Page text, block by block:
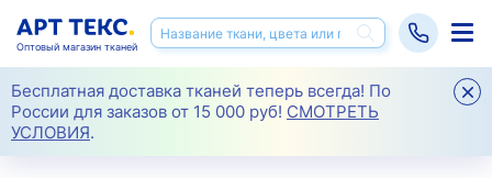
Бесплатная доставка тканей теперь всегда! По
России для заказов от 15 000 руб! СМОТРЕТЬ
УСЛОВИЯ.
Оптовый магазин тканей